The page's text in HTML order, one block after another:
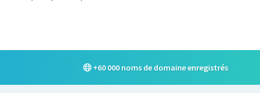
+60 000 noms de domaine enregistrés